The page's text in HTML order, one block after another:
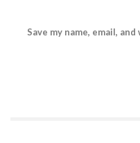
Save my name, email,